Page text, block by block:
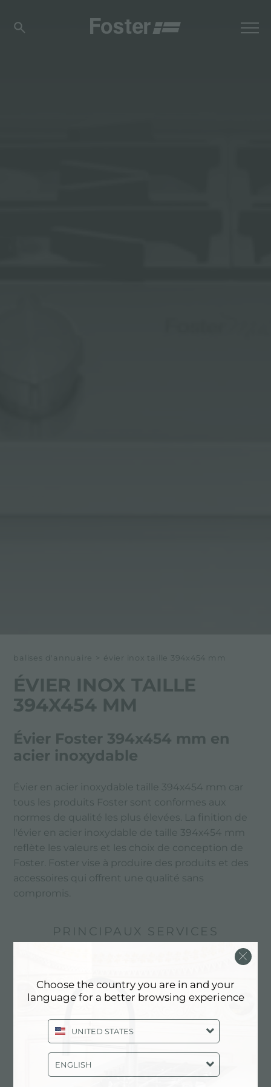
balises d'annuaire > évier inox taille 394x454 mm
ÉVIER INOX TAILLE
394X454 MM
Évier Foster 394x454 mm en
acier inoxydable
Évier en acier inoxydable taille 394x454 mm car
tous les produits Foster sont conformes aux
normes de qualité les plus élevées. La finition de
l'évier en acier inoxydable de taille 394x454 mm
reflète les valeurs et les choix de conception de
Foster. Foster vise à produire des produits et des
accessoires qui offrent une qualité sans
compromis.
PRINCIPAUX SERVICES
Choose the country you are in and your
language for a better browsing experience
UNITED STATES
ENGLISH